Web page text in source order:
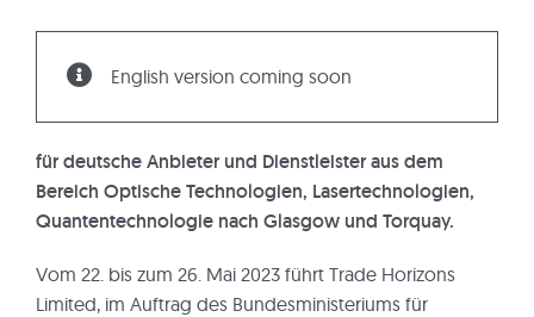
English version coming soon
für deutsche Anbieter und Dienstleister aus dem
Bereich Optische Technologien, Lasertechnologien,
Quantentechnologie nach Glasgow und Torquay.
Vom 22. bis zum 26. Mai 2023 führt Trade Horizons
Limited, im Auftrag des Bundesministeriums für